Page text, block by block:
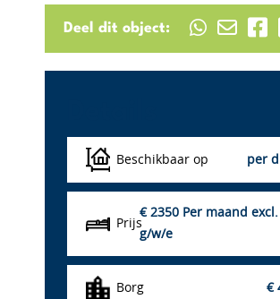
Deel dit object:
Beschikbaar op per
Prijs
€ 2350 Per maand excl.
g/w/e
Borg €